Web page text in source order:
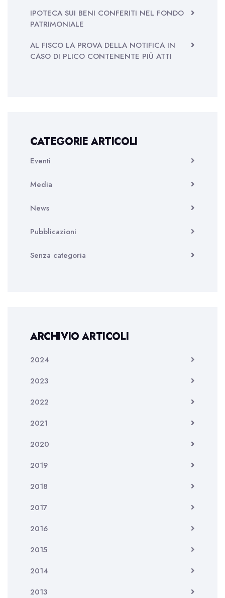
IPOTECA SUI BENI CONFERITI NEL FONDO
PATRIMONIALE
AL FISCO LA PROVA DELLA NOTIFICA IN
CASO DI PLICO CONTENENTE PIÙ ATTI
CATEGORIE ARTICOLI
Eventi
Media
News
Pubblicazioni
Senza categoria
ARCHIVIO ARTICOLI
2024
2023
2022
2021
2020
2019
2018
2017
2016
2015
2014
2013